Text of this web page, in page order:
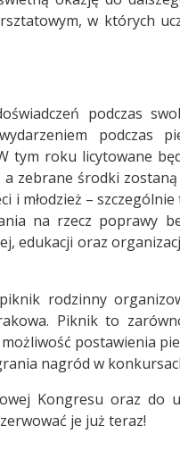
w których
podczas
podczas
tym roku licytowane
zebrane środki
i młodzież –
na rzecz poprawy
edukacji oraz
rodzinny
Piknik to
postawienia
nagród w
Kongresu oraz do
je już teraz!